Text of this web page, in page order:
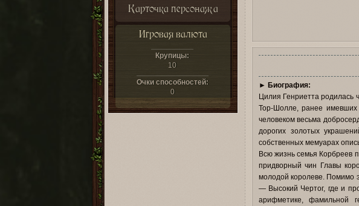
Карточка персонажа
Игровая валюта
Крупицы:
10
Очки способностей:
0
► Биография:
Цилия Генриетта родилась
Тор-Шолле, ранее имевших
человеком весьма
дорогих золотых
собственных мемуарах
Всю жизнь семья Корбреев
придворный чин Главы
молодой королеве. Помимо
— Высокий Чертог, где и
арифметике, фамильной